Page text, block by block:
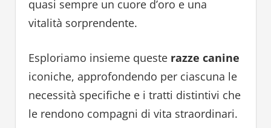
quasi sempre un cuore d’oro e una
vitalità sorprendente.
Esploriamo insieme queste razze canine
iconiche, approfondendo per ciascuna le
necessità specifiche e i tratti distintivi che
le rendono compagni di vita straordinari.